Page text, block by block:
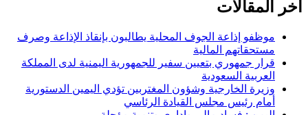
اخر المقالات
موظفو إذاعة الجوف المحلية يطالبون بإنقاذ الإذاعة وصرف
مستحقاتهم المالية
قرار جمهوري بتعيين سفير للجمهورية اليمنية لدى المملكة
العربية السعودية
وزيرة الخارجية وشؤون المغتربين تؤدي اليمين الدستورية
أمام رئيس مجلس القيادة الرئاسي